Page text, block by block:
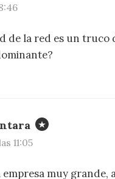
de la red es un truco
11:05
empresa muy